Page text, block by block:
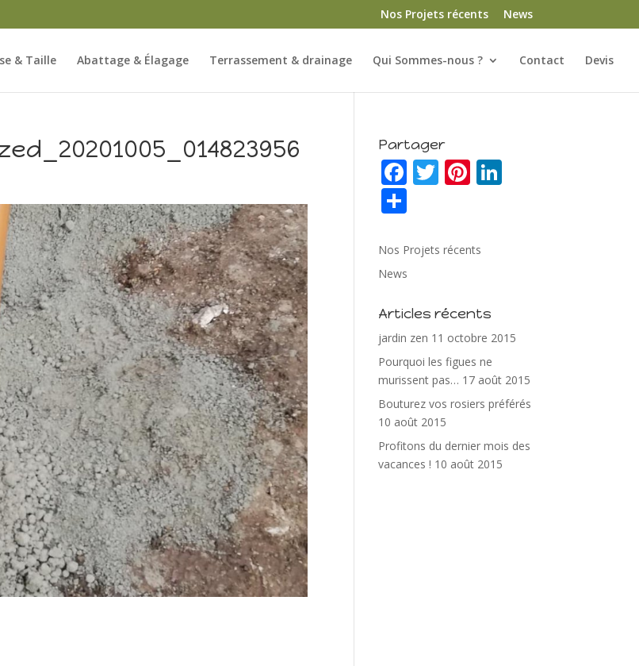
Nos Projets récents News
& Taille Abattage & Élagage Terrassement & drainage Qui Sommes-nous ? Contact Devis
Partager
F
b
o
k
T
er
Pi
e
ta
er
Nos Projets récents
News
Articles récents
jardin zen 11 octobre 2015
Pourquoi les figues ne
murissent pas… 17 août 2015
Bouturez vos rosiers préférés
10 août 2015
Profitons du dernier mois des
vacances ! 10 août 2015